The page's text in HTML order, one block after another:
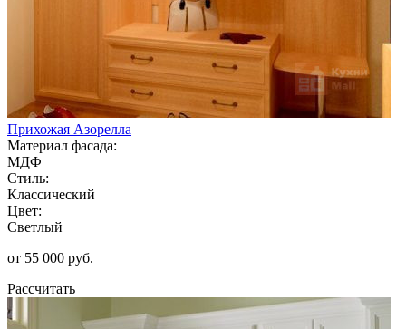
Прихожая Азорелла
Материал фасада:
МДФ
Стиль:
Классический
Цвет:
Светлый
от 55 000 руб.
Рассчитать